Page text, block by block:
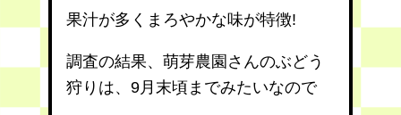
果汁が多くまろやかな味が特徴!
調査の結果、萌芽農園さんのぶどう
狩りは、9月末頃までみたいなので